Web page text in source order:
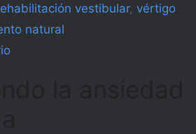
vestibular, vértigo
natural